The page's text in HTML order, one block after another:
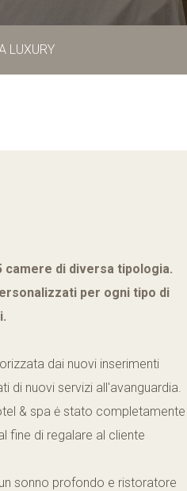
LUXURY
camere di diversa tipologia.
per ogni tipo di
dai nuovi inserimenti
di nuovi servizi all'avanguardia.
& spa ė stato completamente
fine di regalare al cliente
sonno profondo e ristoratore